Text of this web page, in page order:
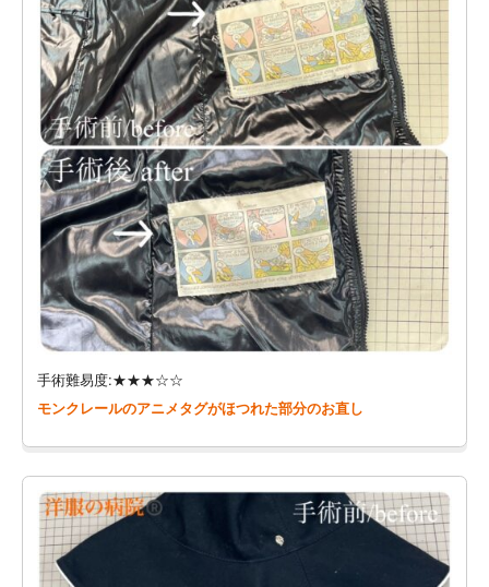
手術難易度:★★★☆☆
モンクレールのアニメタグがほつれた部分のお直し